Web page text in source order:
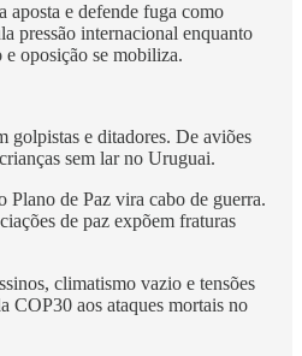
aposta e defende fuga como
pressão internacional enquanto
e oposição se mobiliza.
golpistas e ditadores. De aviões
sem lar no Uruguai.
Plano de Paz vira cabo de guerra.
de paz expõem fraturas
climatismo vazio e tensões
COP30 aos ataques mortais no